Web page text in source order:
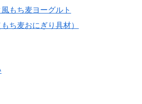
もち麦ヨーグルト
ち麦おにぎり具材）